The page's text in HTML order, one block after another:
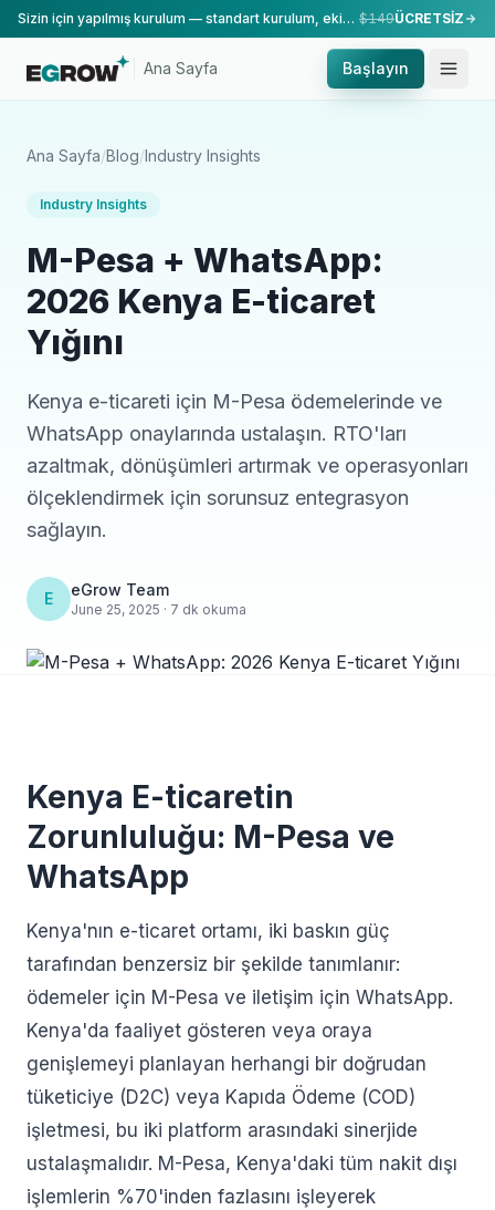
Sizin için yapılmış kurulum — standart kurulum, ekibimiz tarafından yapılır. $149ÜCRETSİZ
Ana Sayfa Başlayın
Ana Sayfa/Blog/Industry Insights
Industry Insights
M-Pesa + WhatsApp:
2026 Kenya E-ticaret
Yığını
Kenya e-ticareti için M-Pesa ödemelerinde ve
WhatsApp onaylarında ustalaşın. RTO'ları
azaltmak, dönüşümleri artırmak ve operasyonları
ölçeklendirmek için sorunsuz entegrasyon
sağlayın.
E eGrow Team
June 25, 2025 · 7 dk okuma
Kenya E-ticaretin
Zorunluluğu: M-Pesa ve
WhatsApp
Kenya'nın e-ticaret ortamı, iki baskın güç
tarafından benzersiz bir şekilde tanımlanır:
ödemeler için M-Pesa ve iletişim için WhatsApp.
Kenya'da faaliyet gösteren veya oraya
genişlemeyi planlayan herhangi bir doğrudan
tüketiciye (D2C) veya Kapıda Ödeme (COD)
işletmesi, bu iki platform arasındaki sinerjide
ustalaşmalıdır. M-Pesa, Kenya'daki tüm nakit dışı
işlemlerin %70'inden fazlasını işleyerek